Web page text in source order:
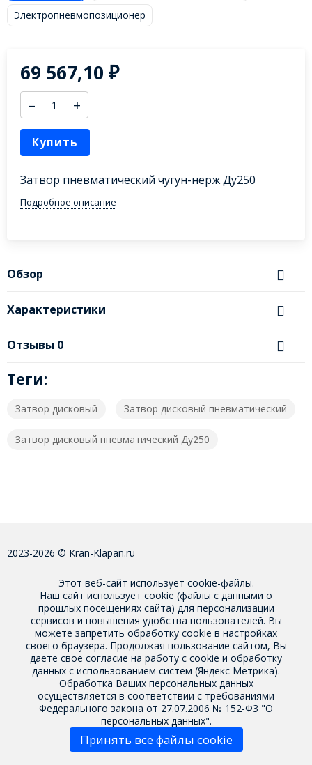
Электропневмопозиционер
69 567,10₽
– +
Купить
Затвор пневматический чугун-нерж Ду250
Подробное описание
Обзор
Характеристики
Отзывы 0
Теги:
Затвор дисковый Затвор дисковый пневматический
Затвор дисковый пневматический Ду250
2023-2026 © Kran-Klapan.ru
Этот веб-сайт использует cookie-файлы.
Наш сайт использует cookie (файлы с данными о
прошлых посещениях сайта) для персонализации
сервисов и повышения удобства пользователей. Вы
можете запретить обработку cookie в настройках
своего браузера. Продолжая пользование сайтом, Вы
даете свое согласие на работу с cookie и обработку
данных с использованием систем (Яндекс Метрика).
Обработка Ваших персональных данных
осуществляется в соответствии с требованиями
Федерального закона от 27.07.2006 № 152-Ф3 "О
персональных данных".
Принять все файлы cookie